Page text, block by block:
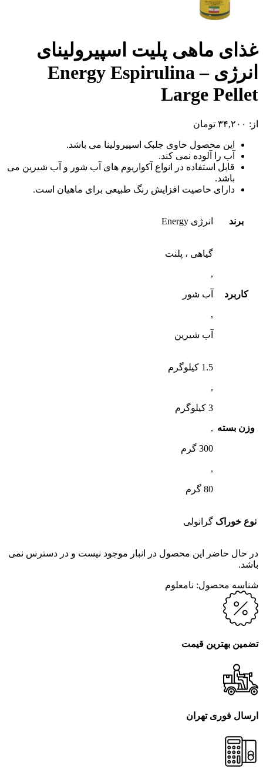
غذای ماهی پلیت اسپیرولینای
انرژی – Energy Espirulina
Large Pellet
از: ۳۴,۲۰۰ تومان
این محصول حاوی جلبک اسپیرولینا می باشد.
آب را آلوده نمی کند.
قابل استفاده در انواع آکواریوم های آب شور و آب شیرین می
باشد.
دارای خاصیت افزایش رنگ طبیعی برای ماهیان است.
برند انرژی Energy
کاربرد
گیاهی ، پلنت
,
آب شور
,
آب شیرین
وزن بسته
1.5 کیلوگرم
,
3 کیلوگرم
,
300 گرم
,
80 گرم
نوع خوراک گرانولی
در حال حاضر این محصول در انبار موجود نیست و در دسترس نمی
باشد.
شناسه محصول: نامعلوم
تضمین بهترین قیمت
ارسال فوری تهران